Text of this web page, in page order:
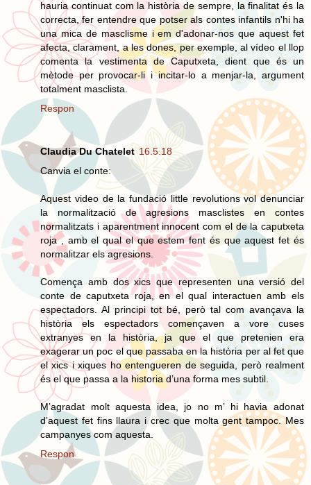
hauria continuat com la història de sempre, la finalitat és la
correcta, fer entendre que potser als contes infantils n'hi ha
una mica de masclisme i em d'adonar-nos que aquest fet
afecta, clarament, a les dones, per exemple, al vídeo el llop
comenta la vestimenta de Caputxeta, dient que és un
mètode per provocar-li i incitar-lo a menjar-la, argument
totalment masclista.
Respon
Claudia Du Chatelet 16.5.18
Canvia el conte:
Aquest video de la fundació little revolutions vol denunciar
la normalització de agresions masclistes en contes
normalitzats i aparentment innocent com el de la caputxeta
roja , amb el qual el que estem fent és que aquest fet és
normalitzar els agresions.
Comença amb dos xics que representen una versió del
conte de caputxeta roja, en el qual interactuen amb els
espectadors. Al principi tot bé, però tal com avançava la
història els espectadors començaven a vore cuses
extranyes en la història, ja que el que pretenien era
exagerar un poc el que passaba en la història per al fet que
el xics i xiques ho entengueren de seguida, però realment
és el que passa a la historia d’una forma mes subtil.
M’agradat molt aquesta idea, jo no m’ hi havia adonat
d’aquest fet fins llaura i crec que molta gent tampoc. Mes
campanyes com aquesta.
Respon